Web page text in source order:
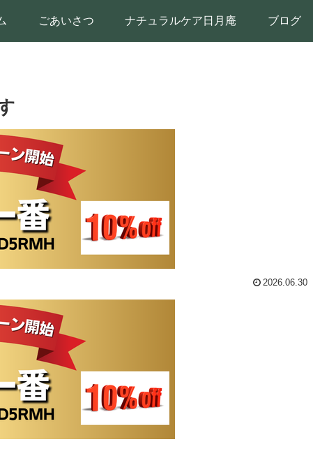
ごあいさつ ナチュラルケア日月庵 ブログ
2026.06.30